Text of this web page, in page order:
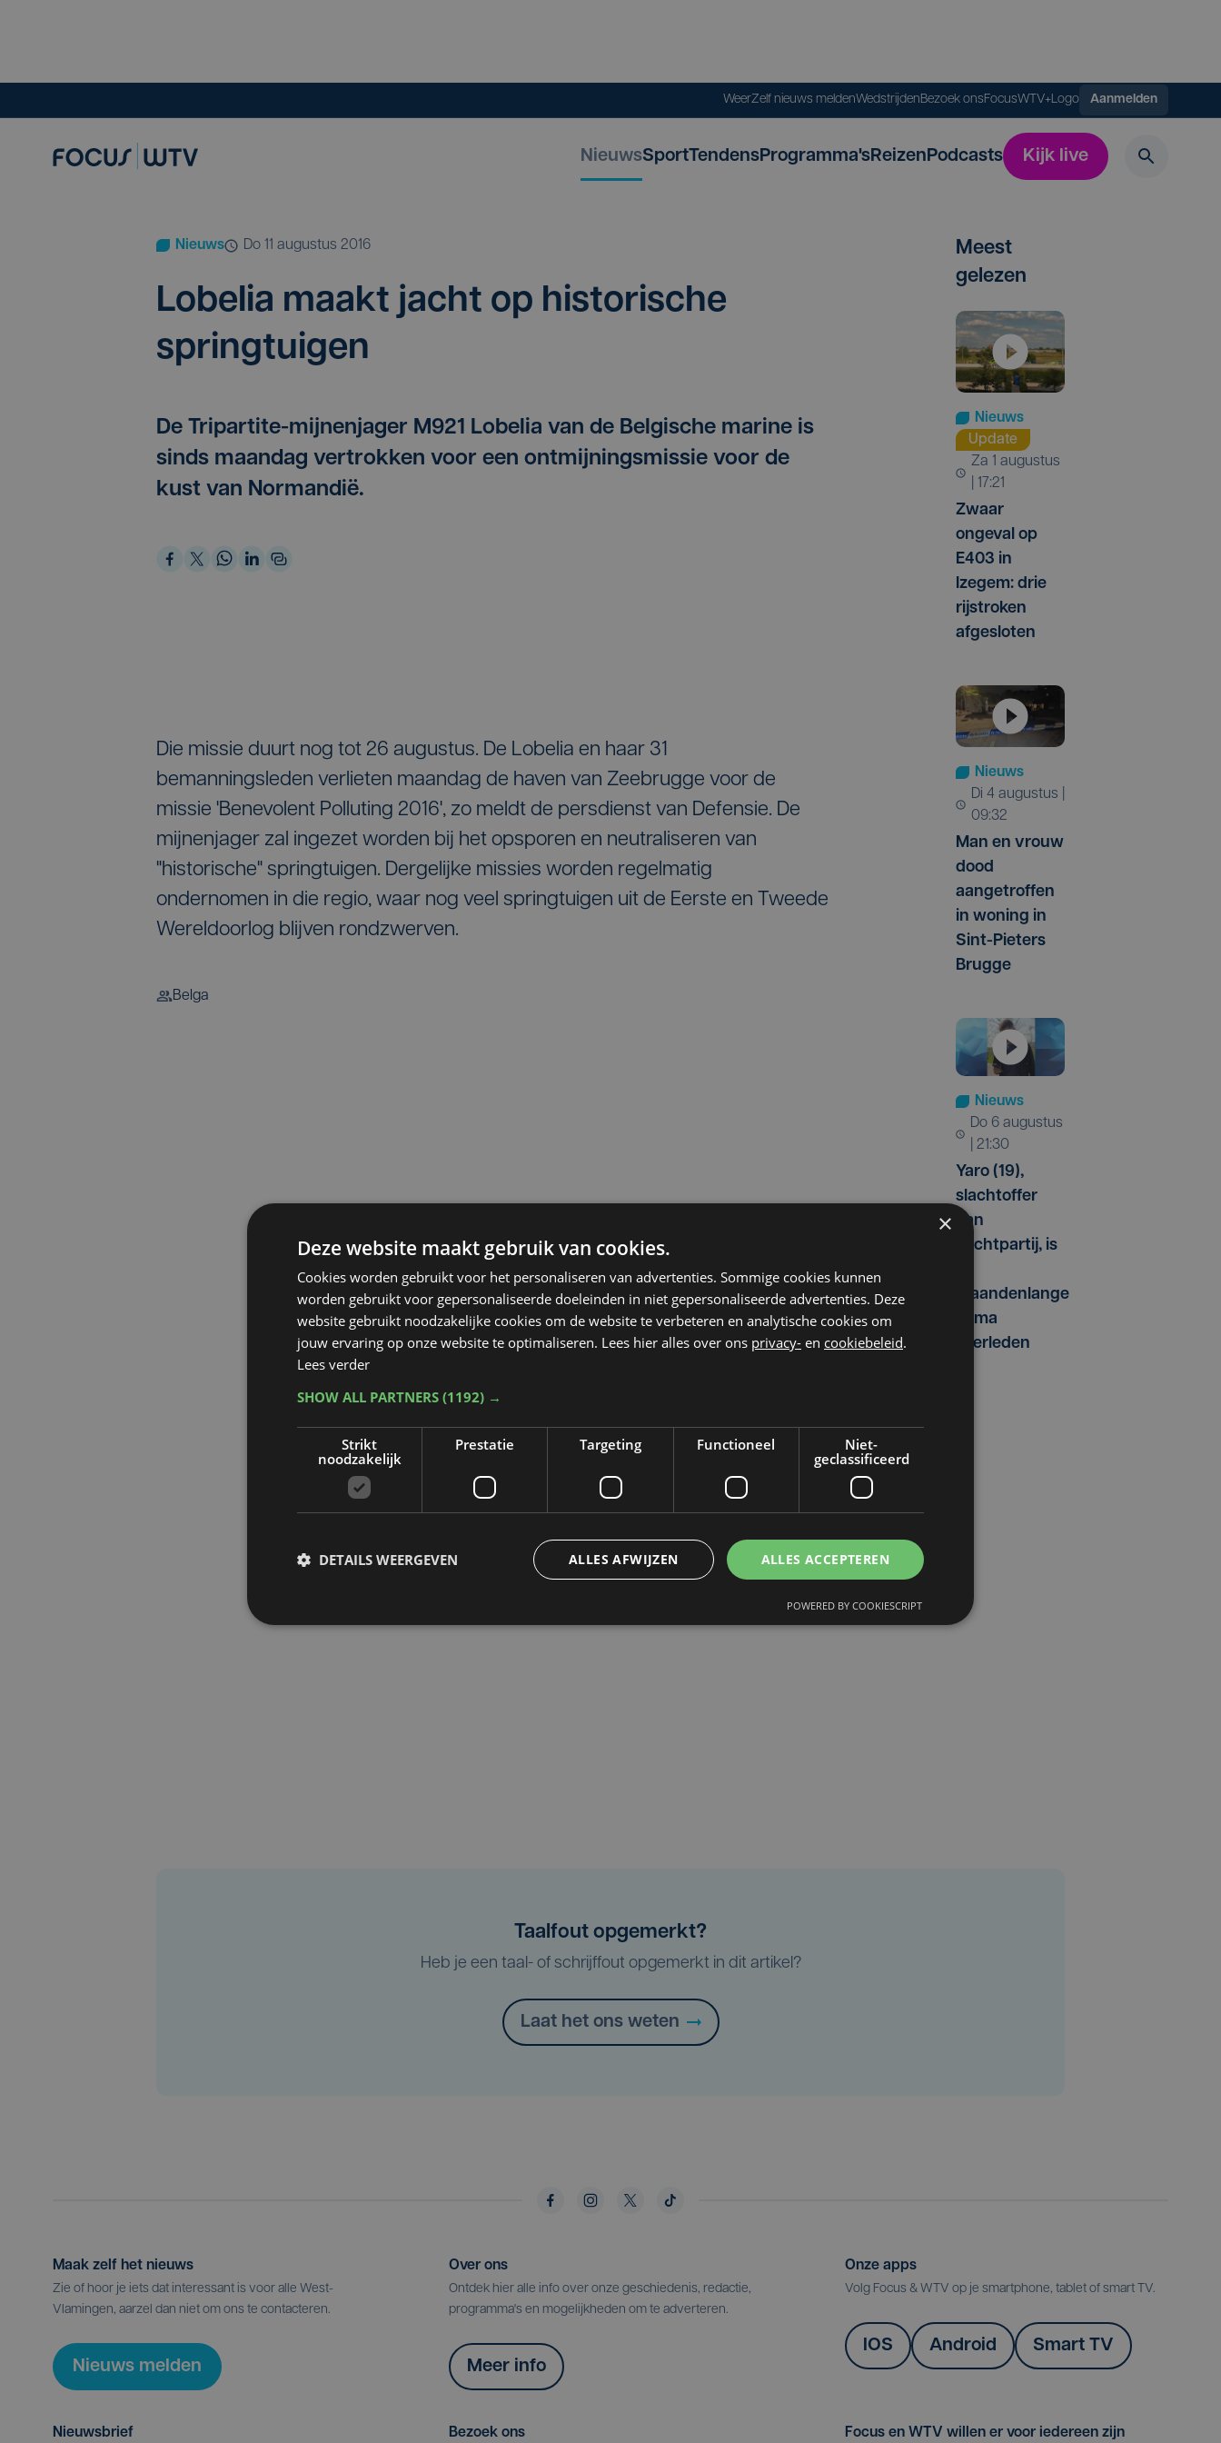
WeerZelf nieuws meldenWedstrijdenBezoek onsFocusWTV+Logo Aanmelden
NieuwsSportTendensProgramma'sReizenPodcasts Kijk live
Nieuws do 11 augustus 2016
Lobe­lia maakt jacht op his­to­ri­sche
springtuigen
De Tripartite-mijnenjager M921 Lobelia van de Belgische marine is
sinds maandag vertrokken voor een ontmijningsmissie voor de
kust van Normandië.
Die missie duurt nog tot 26 augustus. De Lobelia en haar 31
bemanningsleden verlieten maandag de haven van Zeebrugge voor de
missie 'Benevolent Polluting 2016', zo meldt de persdienst van Defensie. De
mijnenjager zal ingezet worden bij het opsporen en neutraliseren van
"historische" springtuigen. Dergelijke missies worden regelmatig
ondernomen in die regio, waar nog veel springtuigen uit de Eerste en Tweede
Wereldoorlog blijven rondzwerven.
Belga
Meest
gelezen
Nieuws
Update
za 1 augustus
| 17:21
Zwaar
ongeval op
E403 in
Izegem: drie
rijstroken
afgesloten
Nieuws
di 4 augustus |
09:32
Man en vrouw
dood
aangetroffen
in woning in
Sint-Pieters
Brugge
Nieuws
do 6 augustus
| 21:30
Yaro (19),
slachtoffer
van
vechtpartij, is
maandenlange
coma
overleden
Taalfout opgemerkt?
Heb je een taal- of schrijffout opgemerkt in dit artikel?
Laat het ons weten
Maak zelf het nieuws
Zie of hoor je iets dat interessant is voor alle West-
Vlamingen, aarzel dan niet om ons te contacteren.
Nieuws melden
Over ons
Ontdek hier alle info over onze geschiedenis, redactie,
programma's en mogelijkheden om te adverteren.
Meer info
Onze apps
Volg Focus & WTV op je smartphone, tablet of smart TV.
IOS Android Smart TV
Nieuwsbrief Bezoek ons Focus en WTV willen er voor iedereen zijn
×
Deze website maakt gebruik van cookies.
Cookies worden gebruikt voor het personaliseren van advertenties. Sommige cookies kunnen
worden gebruikt voor gepersonaliseerde doeleinden in niet gepersonaliseerde advertenties. Deze
website gebruikt noodzakelijke cookies om de website te verbeteren en analytische cookies om
jouw ervaring op onze website te optimaliseren. Lees hier alles over ons privacy- en cookiebeleid.
Lees verder
SHOW ALL PARTNERS (1192) →
Strikt
noodzakelijk
Prestatie Targeting Functioneel
Niet-
geclassificeerd
ALLES ACCEPTEREN
ALLES AFWIJZEN
DETAILS WEERGEVEN
POWERED BY COOKIESCRIPT